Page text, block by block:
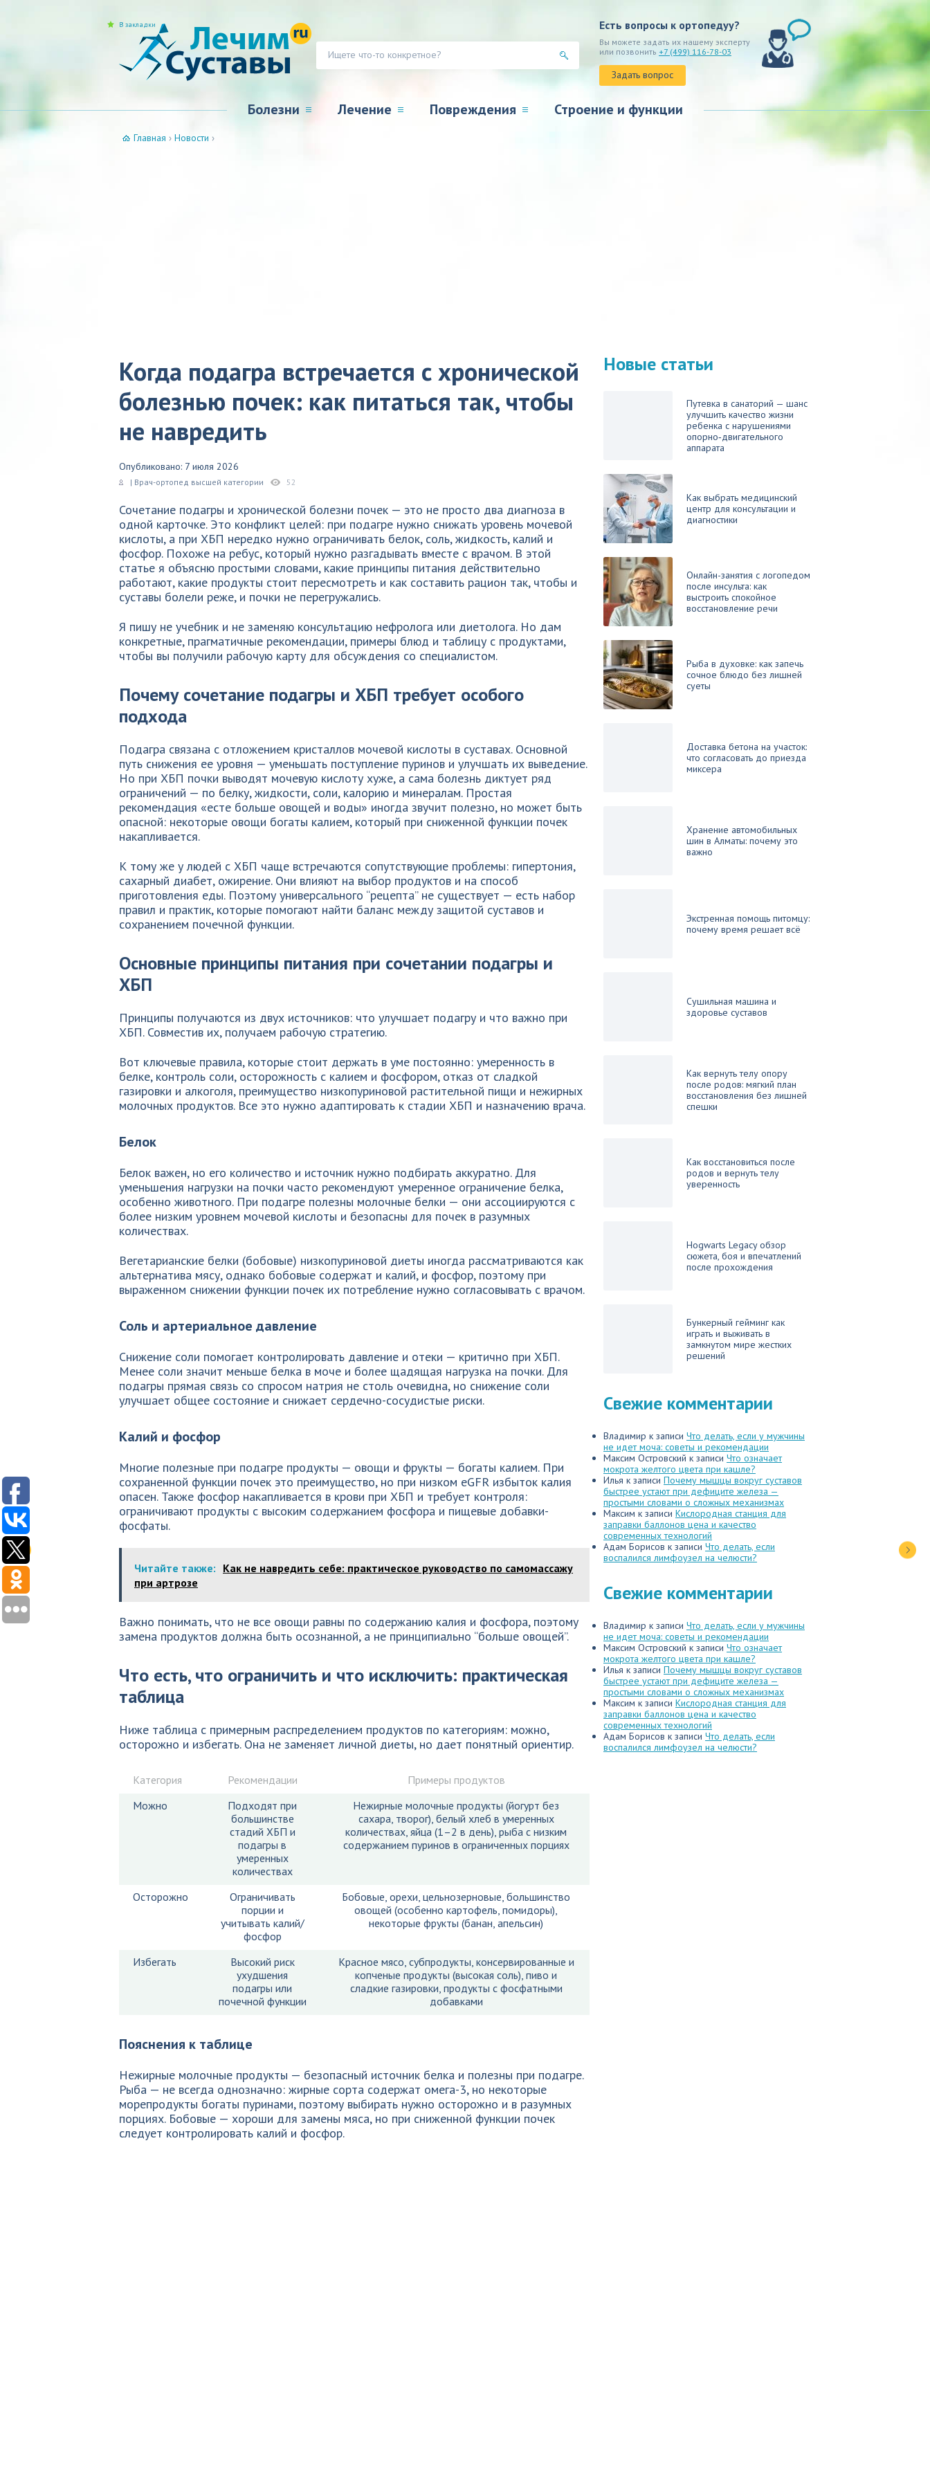
Есть вопросы к ортопедуу?
Вы можете задать их нашему эксперту
или позвонить +7 (499) 116-78-03
Задать вопрос
Болезни Лечение Повреждения Строение и функции
В закладки
Главная › Новости ›
Когда подагра встречается с хронической
болезнью почек: как питаться так, чтобы
не навредить
Опубликовано: 7 июля 2026
| Врач-ортопед высшей категории 52
Сочетание подагры и хронической болезни почек — это не просто два диагноза в
одной карточке. Это конфликт целей: при подагре нужно снижать уровень мочевой
кислоты, а при ХБП нередко нужно ограничивать белок, соль, жидкость, калий и
фосфор. Похоже на ребус, который нужно разгадывать вместе с врачом. В этой
статье я объясню простыми словами, какие принципы питания действительно
работают, какие продукты стоит пересмотреть и как составить рацион так, чтобы и
суставы болели реже, и почки не перегружались.
Я пишу не учебник и не заменяю консультацию нефролога или диетолога. Но дам
конкретные, прагматичные рекомендации, примеры блюд и таблицу с продуктами,
чтобы вы получили рабочую карту для обсуждения со специалистом.
Почему сочетание подагры и ХБП требует особого
подхода
Подагра связана с отложением кристаллов мочевой кислоты в суставах. Основной
путь снижения ее уровня — уменьшать поступление пуринов и улучшать их выведение.
Но при ХБП почки выводят мочевую кислоту хуже, а сама болезнь диктует ряд
ограничений — по белку, жидкости, соли, калорию и минералам. Простая
рекомендация «есте больше овощей и воды» иногда звучит полезно, но может быть
опасной: некоторые овощи богаты калием, который при сниженной функции почек
накапливается.
К тому же у людей с ХБП чаще встречаются сопутствующие проблемы: гипертония,
сахарный диабет, ожирение. Они влияют на выбор продуктов и на способ
приготовления еды. Поэтому универсального “рецепта” не существует — есть набор
правил и практик, которые помогают найти баланс между защитой суставов и
сохранением почечной функции.
Основные принципы питания при сочетании подагры и
ХБП
Принципы получаются из двух источников: что улучшает подагру и что важно при
ХБП. Совместив их, получаем рабочую стратегию.
Вот ключевые правила, которые стоит держать в уме постоянно: умеренность в
белке, контроль соли, осторожность с калием и фосфором, отказ от сладкой
газировки и алкоголя, преимущество низкопуриновой растительной пищи и нежирных
молочных продуктов. Все это нужно адаптировать к стадии ХБП и назначению врача.
Белок
Белок важен, но его количество и источник нужно подбирать аккуратно. Для
уменьшения нагрузки на почки часто рекомендуют умеренное ограничение белка,
особенно животного. При подагре полезны молочные белки — они ассоциируются с
более низким уровнем мочевой кислоты и безопасны для почек в разумных
количествах.
Вегетарианские белки (бобовые) низкопуриновой диеты иногда рассматриваются как
альтернатива мясу, однако бобовые содержат и калий, и фосфор, поэтому при
выраженном снижении функции почек их потребление нужно согласовывать с врачом.
Соль и артериальное давление
Снижение соли помогает контролировать давление и отеки — критично при ХБП.
Менее соли значит меньше белка в моче и более щадящая нагрузка на почки. Для
подагры прямая связь со спросом натрия не столь очевидна, но снижение соли
улучшает общее состояние и снижает сердечно-сосудистые риски.
Калий и фосфор
Многие полезные при подагре продукты — овощи и фрукты — богаты калием. При
сохраненной функции почек это преимущество, но при низком eGFR избыток калия
опасен. Также фосфор накапливается в крови при ХБП и требует контроля:
ограничивают продукты с высоким содержанием фосфора и пищевые добавки-
фосфаты.
Читайте также: Как не навредить себе: практическое руководство по самомассажу
при артрозе
Важно понимать, что не все овощи равны по содержанию калия и фосфора, поэтому
замена продуктов должна быть осознанной, а не принципиально “больше овощей”.
Что есть, что ограничить и что исключить: практическая
таблица
Ниже таблица с примерным распределением продуктов по категориям: можно,
осторожно и избегать. Она не заменяет личной диеты, но дает понятный ориентир.
Категория Рекомендации
Примеры продуктов
Можно
Подходят при
большинстве
стадий ХБП и
подагры в
умеренных
количествах
Нежирные молочные продукты (йогурт без
сахара, творог), белый хлеб в умеренных
количествах, яйца (1–2 в день), рыба с низким
содержанием пуринов в ограниченных порциях
Осторожно
Ограничивать
порции и
учитывать калий/
фосфор
Бобовые, орехи, цельнозерновые, большинство
овощей (особенно картофель, помидоры),
некоторые фрукты (банан, апельсин)
Избегать
Высокий риск
ухудшения
подагры или
почечной функции
Красное мясо, субпродукты, консервированные и
копченые продукты (высокая соль), пиво и
сладкие газировки, продукты с фосфатными
добавками
Пояснения к таблице
Нежирные молочные продукты — безопасный источник белка и полезны при подагре.
Рыба — не всегда однозначно: жирные сорта содержат омега-3, но некоторые
морепродукты богаты пуринами, поэтому выбирать нужно осторожно и в разумных
порциях. Бобовые — хороши для замены мяса, но при сниженной функции почек
следует контролировать калий и фосфор.
Новые статьи
Путевка в санаторий — шанс
улучшить качество жизни
ребенка с нарушениями
опорно‑двигательного
аппарата
Как выбрать медицинский
центр для консультации и
диагностики
Онлайн-занятия с логопедом
после инсульта: как
выстроить спокойное
восстановление речи
Рыба в духовке: как запечь
сочное блюдо без лишней
суеты
Доставка бетона на участок:
что согласовать до приезда
миксера
Хранение автомобильных
шин в Алматы: почему это
важно
Экстренная помощь питомцу:
почему время решает всё
Сушильная машина и
здоровье суставов
Как вернуть телу опору
после родов: мягкий план
восстановления без лишней
спешки
Как восстановиться после
родов и вернуть телу
уверенность
Hogwarts Legacy обзор
сюжета, боя и впечатлений
после прохождения
Бункерный гейминг как
играть и выживать в
замкнутом мире жестких
решений
Свежие комментарии
Владимир к записи Что делать, если у мужчины
не идет моча: советы и рекомендации
Максим Островский к записи Что означает
мокрота желтого цвета при кашле?
Илья к записи Почему мышцы вокруг суставов
быстрее устают при дефиците железа —
простыми словами о сложных механизмах
Максим к записи Кислородная станция для
заправки баллонов цена и качество
современных технологий
Адам Борисов к записи Что делать, если
воспалился лимфоузел на челюсти?
Свежие комментарии
Владимир к записи Что делать, если у мужчины
не идет моча: советы и рекомендации
Максим Островский к записи Что означает
мокрота желтого цвета при кашле?
Илья к записи Почему мышцы вокруг суставов
быстрее устают при дефиците железа —
простыми словами о сложных механизмах
Максим к записи Кислородная станция для
заправки баллонов цена и качество
современных технологий
Адам Борисов к записи Что делать, если
воспалился лимфоузел на челюсти?